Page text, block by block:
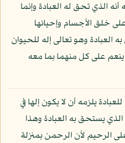
أنه الذي تحق له العبادة وإنما
خلق الأجسام وإحيائها
العبادة وهو تعالى إله للحيوان
ينعم على كل منهما بما معه
يلزمه أن لا يكون إلها في
الذي يستحق به العبادة وهذا
الرحيم لأن الرحمن بمنزلة